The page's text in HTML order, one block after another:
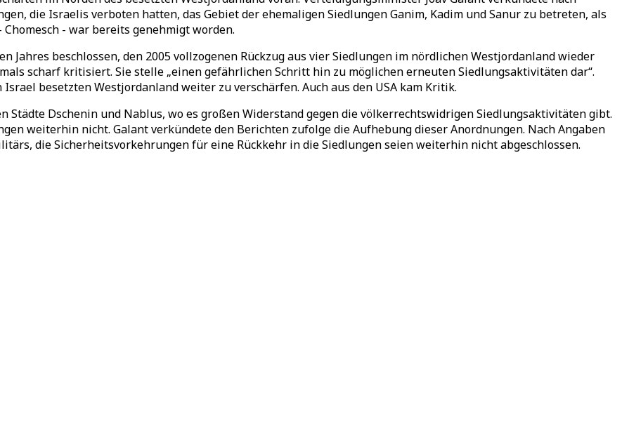
die Israelis verboten hatten, das Gebiet der ehemaligen Siedlungen Ganim, Kadim und Sanur zu betreten, als
- war bereits genehmigt worden.
Jahres beschlossen, den 2005 vollzogenen Rückzug aus vier Siedlungen im nördlichen Westjordanland wieder
scharf kritisiert. Sie stelle „einen gefährlichen Schritt hin zu möglichen erneuten Siedlungsaktivitäten dar“.
besetzten Westjordanland weiter zu verschärfen. Auch aus den USA kam Kritik.
Städte Dschenin und Nablus, wo es großen Widerstand gegen die völkerrechtswidrigen Siedlungsaktivitäten gibt.
weiterhin nicht. Galant verkündete den Berichten zufolge die Aufhebung dieser Anordnungen. Nach Angaben
die Sicherheitsvorkehrungen für eine Rückkehr in die Siedlungen seien weiterhin nicht abgeschlossen.